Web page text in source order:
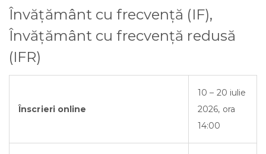
Învățământ cu frecvenţă (IF),
Învăţământ cu frecvență redusă
(IFR)
Înscrieri online
10 – 20 iulie
2026, ora
14:00